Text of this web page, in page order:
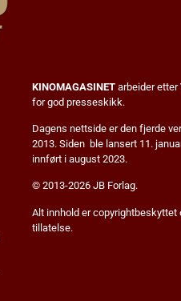
KINOMAGASINETarbeider etter
for god presseskikk.
Dagens nettside er den fjerde
2013. Siden ble lansert 11.
innført i august 2023.
© 2013-2026 JB Forlag.
Alt innhold er
tillatelse.